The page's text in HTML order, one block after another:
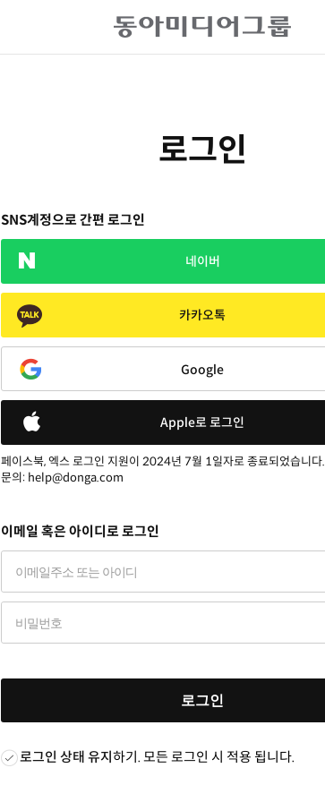
로그인
SNS계정으로 간편 로그인
네이버
카카오톡
Google
Apple로 로그인
페이스북, 엑스 로그인 지원이 2024년 7월 1일자로 종료되었습니다.
문의: help@donga.com
이메일 혹은 아이디로 로그인
로그인
로그인 상태 유지하기. 모든 로그인 시 적용 됩니다.